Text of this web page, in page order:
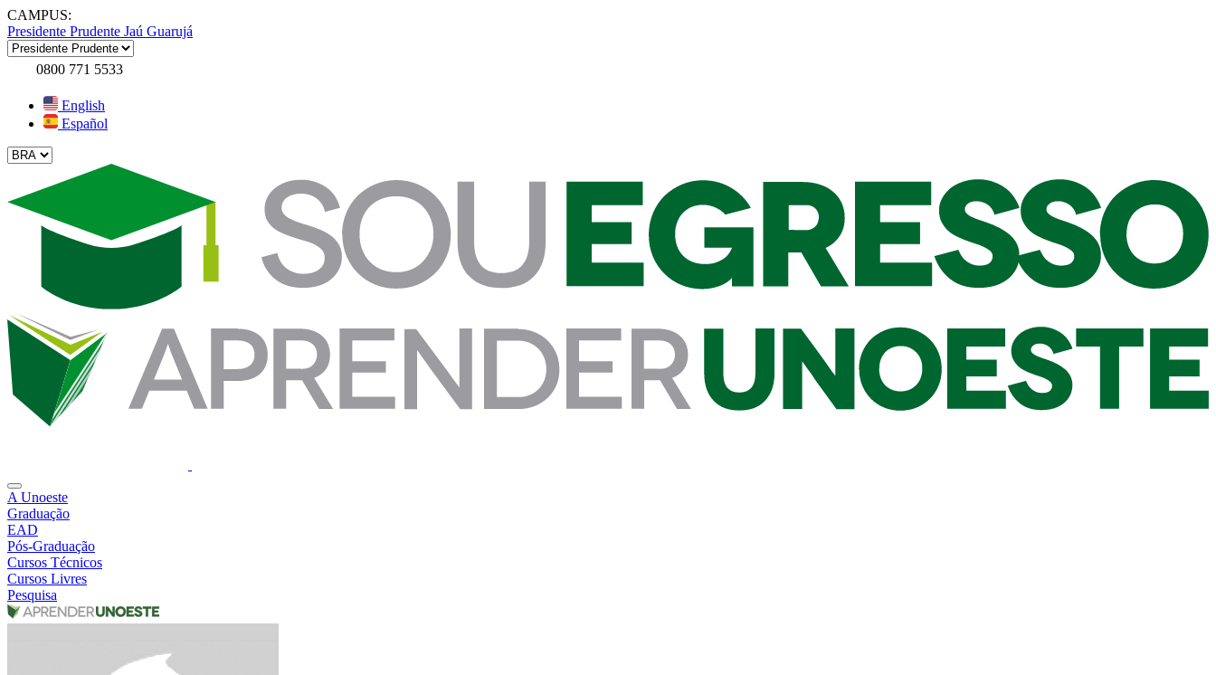
CAMPUS:
Presidente Prudente Jaú Guarujá
0800 771 5533
English
Español
A Unoeste
Graduação
EAD
Pós-Graduação
Cursos Técnicos
Cursos Livres
Pesquisa